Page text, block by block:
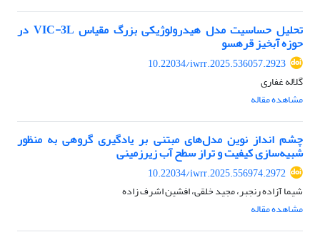
تحلیل حساسیت مدل هیدرولوژیکی بزرگ مقیاس VIC-3L در
حوزه آبخیز قره‏سو
10.22034/iwrr.2025.536057.2923
گلاله غفاری
مشاهده مقاله
چشم انداز نوین مدل‌های مبتنی بر یادگیری گروهی به منظور
شبیه‌سازی کیفیت و تراز سطح آب زیرزمینی
10.22034/iwrr.2025.556974.2972
شیما آزاده رنجبر، مجید خلقی، افشین اشرف زاده
مشاهده مقاله